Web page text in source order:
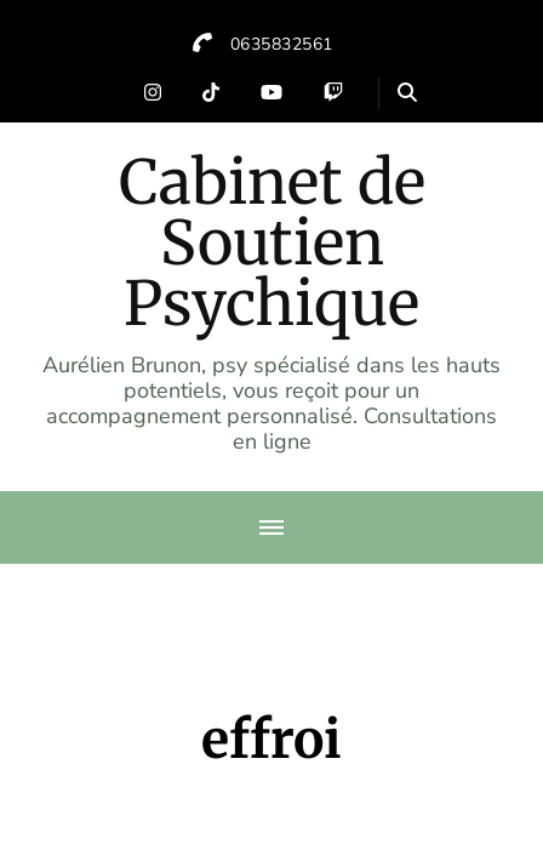
0635832561
Cabinet de
Soutien
Psychique
Aurélien Brunon, psy spécialisé dans les hauts
potentiels, vous reçoit pour un
accompagnement personnalisé. Consultations
en ligne
effroi